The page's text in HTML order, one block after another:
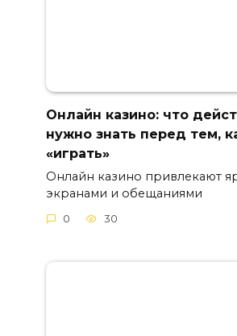
Онлайн казино: что
нужно знать перед тем,
«играть»
Онлайн казино привлекают
экранами и обещаниями
0 30